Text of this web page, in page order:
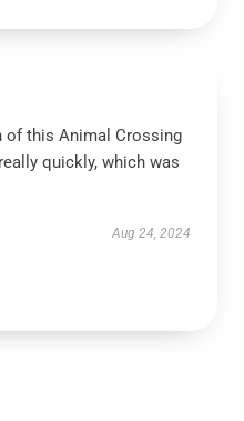
of this Animal Crossing
quickly, which was
Aug 24, 2024